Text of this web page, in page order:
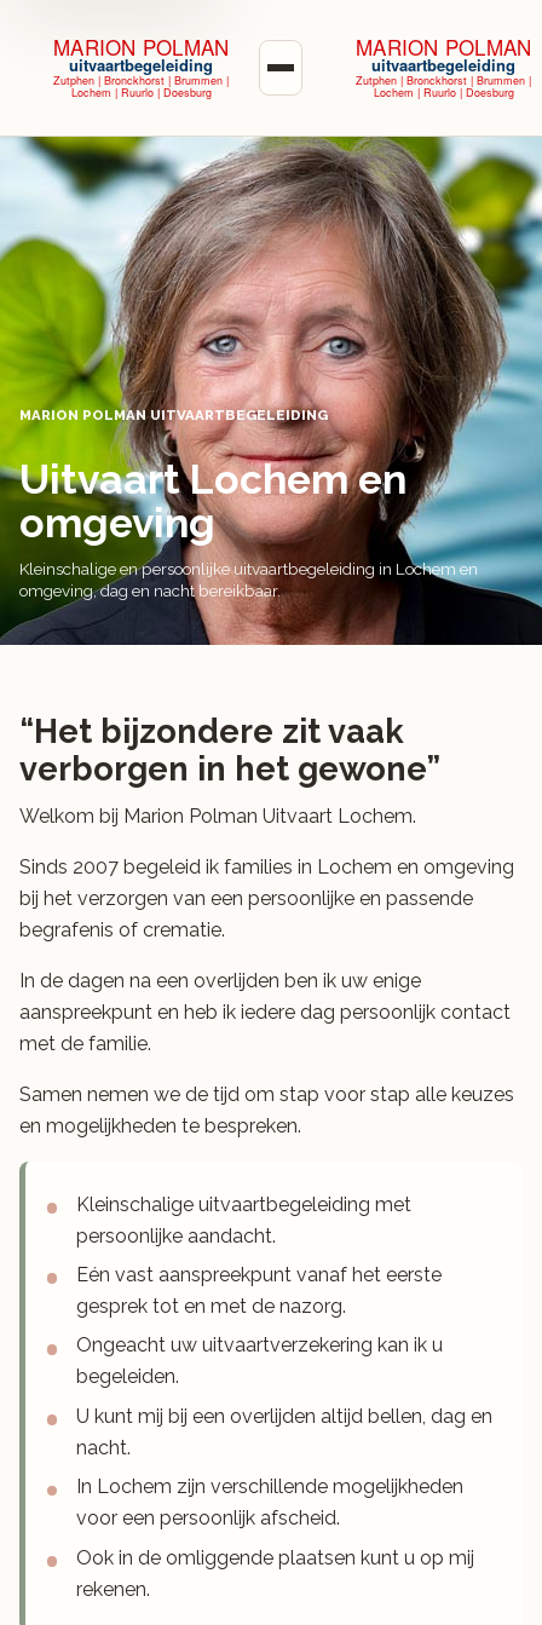
MARION POLMAN
uitvaartbegeleiding
Zutphen | Bronckhorst | Brummen |
Lochem | Ruurlo | Doesburg
Menu
MARION POLMAN
uitvaartbegeleiding
Zutphen | Bronckhorst | Brummen |
Lochem | Ruurlo | Doesburg
MARION POLMAN UITVAARTBEGELEIDING
Uitvaart Lochem en
omgeving
Kleinschalige en persoonlijke uitvaartbegeleiding in Lochem en
omgeving, dag en nacht bereikbaar.
“Het bijzondere zit vaak
verborgen in het gewone”
Welkom bij Marion Polman Uitvaart Lochem.
Sinds 2007 begeleid ik families in Lochem en omgeving
bij het verzorgen van een persoonlijke en passende
begrafenis of crematie.
In de dagen na een overlijden ben ik uw enige
aanspreekpunt en heb ik iedere dag persoonlijk contact
met de familie.
Samen nemen we de tijd om stap voor stap alle keuzes
en mogelijkheden te bespreken.
Kleinschalige uitvaartbegeleiding met
persoonlijke aandacht.
Eén vast aanspreekpunt vanaf het eerste
gesprek tot en met de nazorg.
Ongeacht uw uitvaartverzekering kan ik u
begeleiden.
U kunt mij bij een overlijden altijd bellen, dag en
nacht.
In Lochem zijn verschillende mogelijkheden
voor een persoonlijk afscheid.
Ook in de omliggende plaatsen kunt u op mij
rekenen.